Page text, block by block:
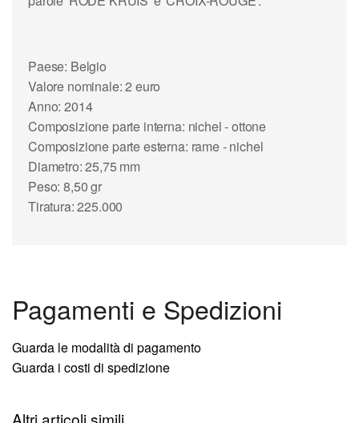
Paese: Belgio
Valore nominale: 2 euro
Anno: 2014
Composizione parte interna: nichel - ottone
Composizione parte esterna: rame - nichel
Diametro: 25,75 mm
Peso: 8,50 gr
Tiratura: 225.000
Pagamenti e Spedizioni
Guarda le modalità di pagamento
Guarda i costi di spedizione
Altri articoli simili